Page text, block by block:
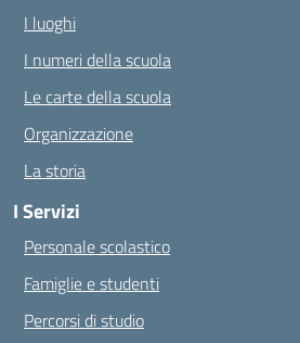
I luoghi
I numeri della scuola
Le carte della scuola
Organizzazione
La storia
I Servizi
Personale scolastico
Famiglie e studenti
Percorsi di studio